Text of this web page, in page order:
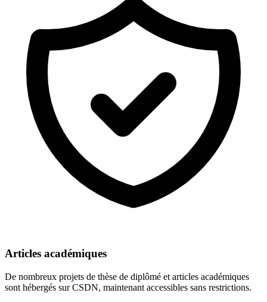
Articles académiques
De nombreux projets de thèse de diplômé et articles académiques
sont hébergés sur CSDN, maintenant accessibles sans restrictions.